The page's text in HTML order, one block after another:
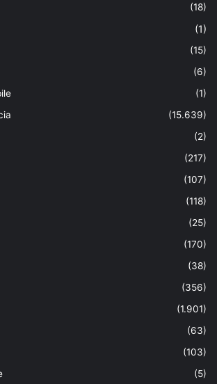
(18)
(1)
(15)
(6)
(1)
(15.639)
(2)
(217)
(107)
(118)
(25)
(170)
(38)
(356)
(1.901)
(63)
(103)
(5)